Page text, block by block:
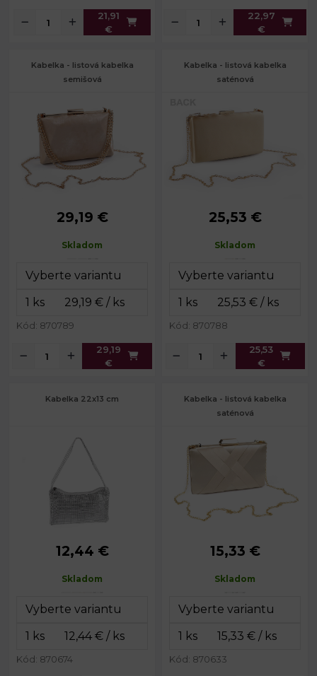
21,91
€
22,97
€
Kabelka - listová kabelka
semišová
Rozmery
21 x 12 x 6
Dĺžka ucha:
38 cm
Dĺžka retiazky:
29,19 €
Skladom
Kód: 870789
29,19
€
Kabelka - listová kabelka
saténová
Rozmery
12 x 20 x 5
25,53 €
Skladom
Kód: 870788
25,53
€
Kabelka 22x13 cm
Rozmery
22 x 13 x 2
Dĺžka ucha:
39 cm
12,44 €
Skladom
Kód: 870674
Kabelka - listová kabelka
saténová
Rozmery
20 x 12 x 4
15,33 €
Skladom
Kód: 870633